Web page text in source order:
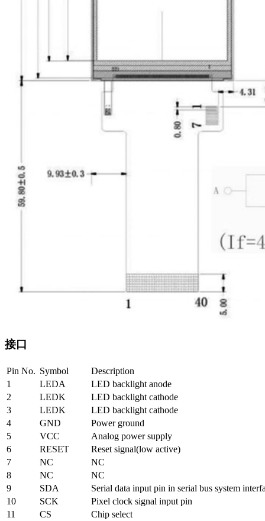
接口
Pin No. Symbol
Description
1
LEDA
LED backlight anode
2
LEDK
LED backlight cathode
3
LEDK
LED backlight cathode
4
GND
Power ground
5
VCC
Analog power supply
6
RESET
Reset signal(low active)
7
NC
NC
8
NC
NC
9
SDA
Serial data input pin in serial bus system
10
SCK
Pixel clock signal input pin
11
CS
Chip select